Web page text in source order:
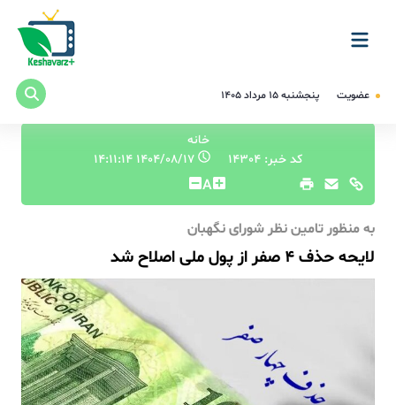
عضویت پنجشنبه ۱۵ مرداد ۱۴۰۵
خانه
کد خبر: 14304
۱۴۰۴/۰۸/۱۷ ۱۴:۱۱:۱۴
A
به منظور تامین نظر شورای نگهبان
لایحه حذف ۴ صفر از پول ملی اصلاح شد